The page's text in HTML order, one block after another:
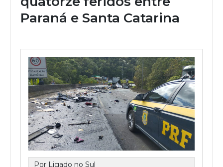
Paraná e Santa Catarina
Por Ligado no Sul